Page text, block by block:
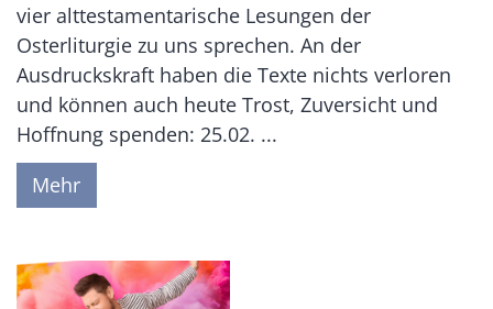
vier alttestamentarische Lesungen der
Osterliturgie zu uns sprechen. An der
Ausdruckskraft haben die Texte nichts verloren
und können auch heute Trost, Zuversicht und
Hoffnung spenden: 25.02. ...
Mehr